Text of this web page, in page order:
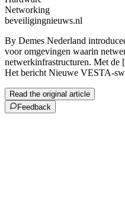
Networking
beveiligingnieuws.nl
By Demes Nederland
voor omgevingen waarin
netwerkinfrastructuren. Met
Het bericht Nieuwe VESTA-
Read the original article
Feedback